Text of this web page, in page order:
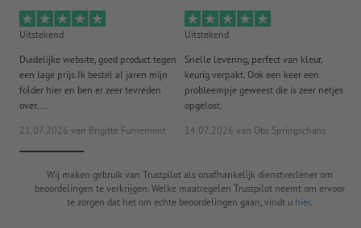
Uitstekend
Duidelijke website, goed product tegen
een lage prijs.Ik bestel al jaren mijn
folder hier en ben er zeer tevreden
over. ...
21.07.2026 van Brigitte Furnèmont
Uitstekend
Snelle levering, perfect van kleur,
keurig verpakt. Ook een keer een
probleempje geweest die is zeer netjes
opgelost.
14.07.2026 van Obs Springschans
Wij maken gebruik van Trustpilot als onafhankelijk dienstverlener om
beoordelingen te verkrijgen. Welke maatregelen Trustpilot neemt om ervoor
te zorgen dat het om echte beoordelingen gaan, vindt u hier.